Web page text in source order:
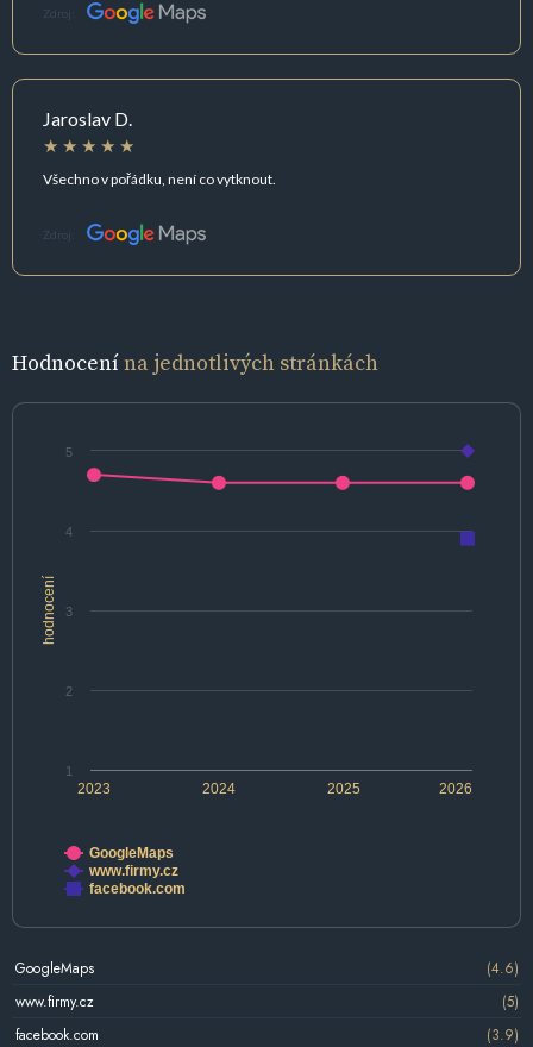
Zdroj:
Jaroslav D.
Všechno v pořádku, není co vytknout.
Zdroj:
Hodnocenína jednotlivých stránkách
hodnocení
2024 2026
2023 2025
1
2
3
4
5
GoogleMaps
www.firmy.cz
facebook.com
GoogleMaps
(4.6)
www.firmy.cz
(5)
facebook.com
(3.9)